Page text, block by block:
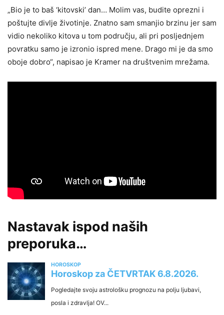
„Bio je to baš ‘kitovski’ dan… Molim vas, budite oprezni i
poštujte divlje životinje. Znatno sam smanjio brzinu jer sam
vidio nekoliko kitova u tom području, ali pri posljednjem
povratku samo je izronio ispred mene. Drago mi je da smo
oboje dobro“, napisao je Kramer na društvenim mrežama.
Nastavak ispod naših
preporuka…